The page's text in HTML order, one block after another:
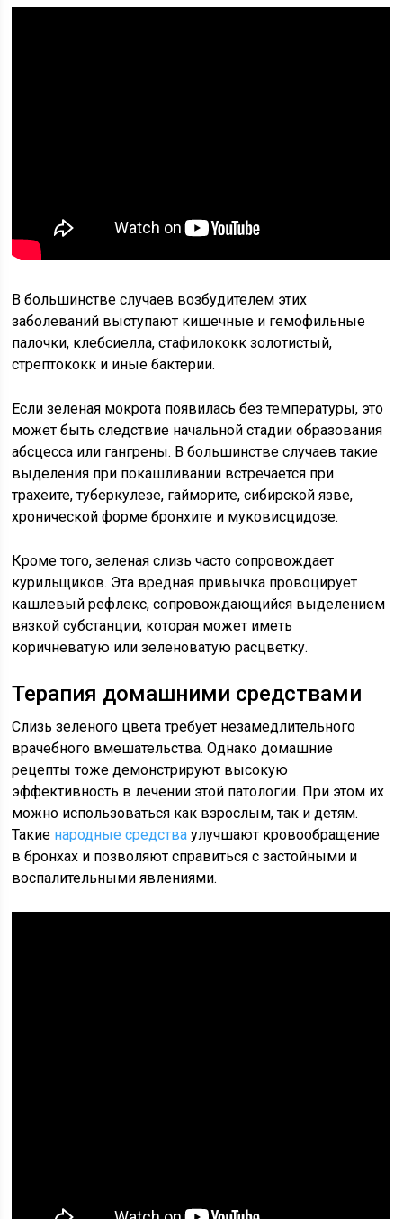
В большинстве случаев возбудителем этих
заболеваний выступают кишечные и гемофильные
палочки, клебсиелла, стафилококк золотистый,
стрептококк и иные бактерии.
Если зеленая мокрота появилась без температуры, это
может быть следствие начальной стадии образования
абсцесса или гангрены. В большинстве случаев такие
выделения при покашливании встречается при
трахеите, туберкулезе, гайморите, сибирской язве,
хронической форме бронхите и муковисцидозе.
Кроме того, зеленая слизь часто сопровождает
курильщиков. Эта вредная привычка провоцирует
кашлевый рефлекс, сопровождающийся выделением
вязкой субстанции, которая может иметь
коричневатую или зеленоватую расцветку.
Терапия домашними средствами
Слизь зеленого цвета требует незамедлительного
врачебного вмешательства. Однако домашние
рецепты тоже демонстрируют высокую
эффективность в лечении этой патологии. При этом их
можно использоваться как взрослым, так и детям.
Такие народные средства улучшают кровообращение
в бронхах и позволяют справиться с застойными и
воспалительными явлениями.